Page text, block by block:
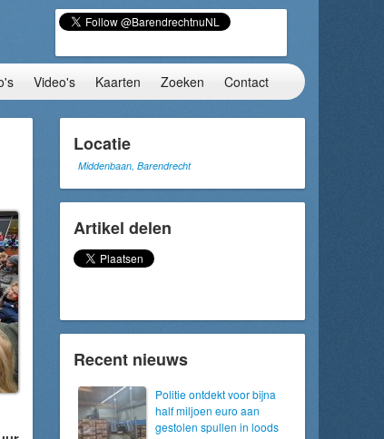
Video's Kaarten Zoeken Contact
Locatie
Middenbaan, Barendrecht
Artikel delen
Recent nieuws
Politie ontdekt voor bijna
half miljoen euro aan
gestolen spullen in loods